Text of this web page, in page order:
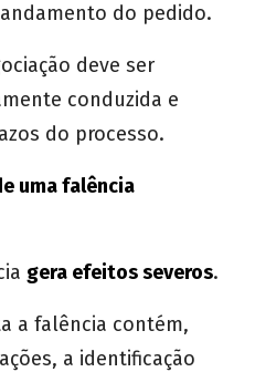
do pedido.
deve ser
conduzida e
do processo.
uma falência
gera efeitos severos.
a falência contém,
a identificação